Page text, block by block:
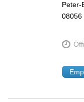
Peter-
08056